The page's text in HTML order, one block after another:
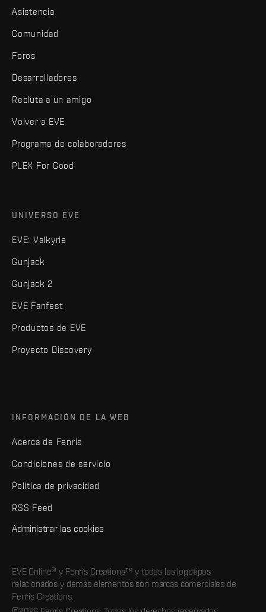
Asistencia
Comunidad
Foros
Desarrolladores
Recluta a un amigo
Volver a EVE
Programa de colaboradores
PLEX For Good
UNIVERSO EVE
EVE: Valkyrie
Gunjack
Gunjack 2
EVE Fanfest
Productos de EVE
Proyecto Discovery
INFORMACIÓN DE LA WEB
Acerca de Fenris
Condiciones de servicio
Política de privacidad
RSS Feed
Administrar las cookies
EVE Online® y Fenris Creations™ y todos los logotipos
relacionados y demás elementos son marcas comerciales de
Fenris Creations.